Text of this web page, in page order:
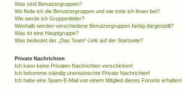
Was sind Benutzergruppen?
Wo finde ich die Benutzergruppen und wie trete ich ihnen bei?
Wie werde ich Gruppenleiter?
Weshalb werden verschiedene Benutzergruppen farbig dargestellt?
Was ist eine Hauptgruppe?
Was bedeutet der „Das Team“-Link auf der Startseite?
Private Nachrichten
Ich kann keine Privaten Nachrichten verschicken!
Ich bekomme ständig unerwünschte Private Nachrichten!
Ich habe eine Spam-E-Mail von einem Mitglied dieses Forums erhalten!